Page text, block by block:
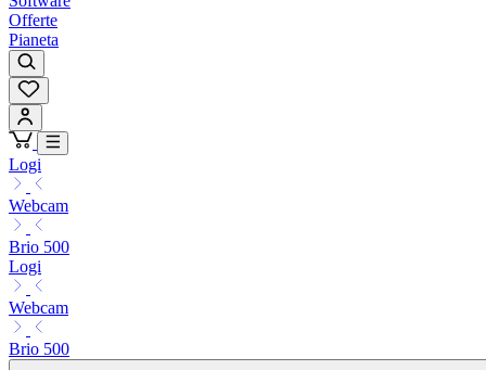
Offerte
Pianeta
Logi
Webcam
Brio 500
Logi
Webcam
Brio 500